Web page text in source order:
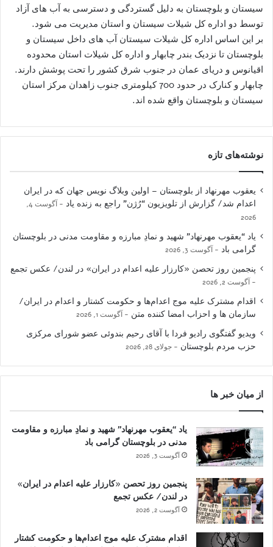
سیستان و بلوچستان به دلیل گستردگی و دسترسی به آب های آزاد
توسط دو اداره کل شیلات سیستان و استان مدیریت می شود.
بر این اساس اداره کل شیلات سیستان آب های داخل سیستان و
بلوچستان تا نزدیک بندر چابهار و اداره کل شیلات استان محدوده
اقیانوس و دریای عمان در جنوب شرق کشور را تحت پوشش دارند.
چابهار و کنارک در حدود 700 کیلومتری جنوب زاهدان مرکز استان
سیستان و بلوچستان واقع شده اند.
نوشته‌های تازه
یعقوب مهرنهاد از بلوچستان – اولین وبلاگ نویس جهان که در ایران
اعدام شد/ گزارش از تلویزیون “رُژن” راجع به زنده یاد
آگوست 4,
2026
یاد “یعقوب مهرنهاد” شهید و نمادِ مبارزه و مقاومت مدنی در بلوچستان
گرامی باد
آگوست 3, 2026
پنجمین روز تحصن «کارزار علیه اعدام در ایران» در لندن/ عکس تجمع
آگوست 2, 2026
اقدام مشترک علیه موج اعدام‌ها و حکومت کشتار و اعدام در ایران/
سازمان ها و احزاب امضا کننده متن
آگوست 1, 2026
ویدیو گفتگوی رادیو فردا با آقای رحیم بندوئی عضو شورای مرکزی
حزب مردم بلوچستان
جولای 28, 2026
از میان خبر ها
یاد “یعقوب مهرنهاد” شهید و نمادِ مبارزه و مقاومت
مدنی در بلوچستان گرامی باد
آگوست 3, 2026
پنجمین روز تحصن «کارزار علیه اعدام در ایران»
در لندن/ عکس تجمع
آگوست 2, 2026
اقدام مشترک علیه موج اعدام‌ها و حکومت کشتار